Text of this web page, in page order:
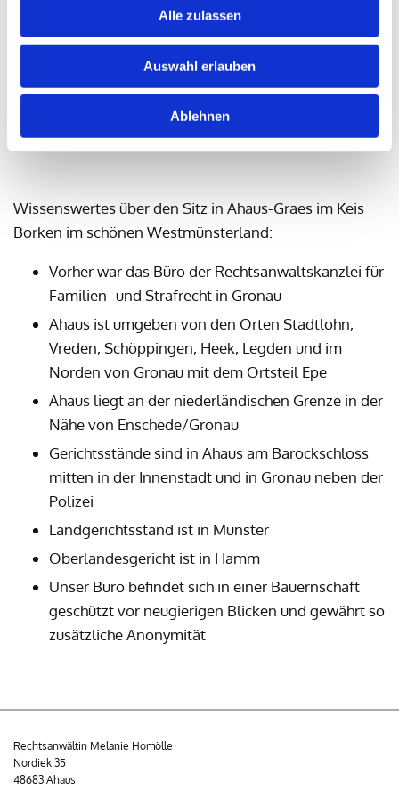
Alle zulassen
Auswahl erlauben
Ablehnen
RECHTSANWALTSKANZLEI IN
AHAUS BEI GRONAU
KANZLEIUMFELD
Wissenswertes über den Sitz in Ahaus-Graes im Keis
Borken im schönen Westmünsterland:
Vorher war das Büro der Rechtsanwaltskanzlei für
Familien- und Strafrecht in Gronau
Ahaus ist umgeben von den Orten Stadtlohn,
Vreden, Schöppingen, Heek, Legden und im
Norden von Gronau mit dem Ortsteil Epe
Ahaus liegt an der niederländischen Grenze in der
Nähe von Enschede/Gronau
Gerichtsstände sind in Ahaus am Barockschloss
mitten in der Innenstadt und in Gronau neben der
Polizei
Landgerichtsstand ist in Münster
Oberlandesgericht ist in Hamm
Unser Büro befindet sich in einer Bauernschaft
geschützt vor neugierigen Blicken und gewährt so
zusätzliche Anonymität
Rechtsanwältin Melanie Homölle
Nordiek 35
48683 Ahaus